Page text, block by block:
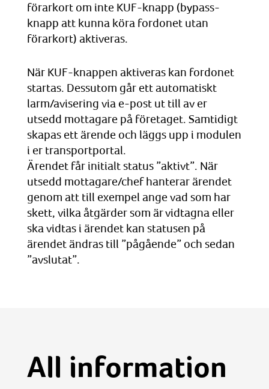
förarkort om inte KUF-knapp (bypass-
knapp att kunna köra fordonet utan
förarkort) aktiveras.
När KUF-knappen aktiveras kan fordonet
startas. Dessutom går ett automatiskt
larm/avisering via e-post ut till av er
utsedd mottagare på företaget. Samtidigt
skapas ett ärende och läggs upp i modulen
i er transportportal.
Ärendet får initialt status ”aktivt”. När
utsedd mottagare/chef hanterar ärendet
genom att till exempel ange vad som har
skett, vilka åtgärder som är vidtagna eller
ska vidtas i ärendet kan statusen på
ärendet ändras till ”pågående” och sedan
”avslutat”.
All information